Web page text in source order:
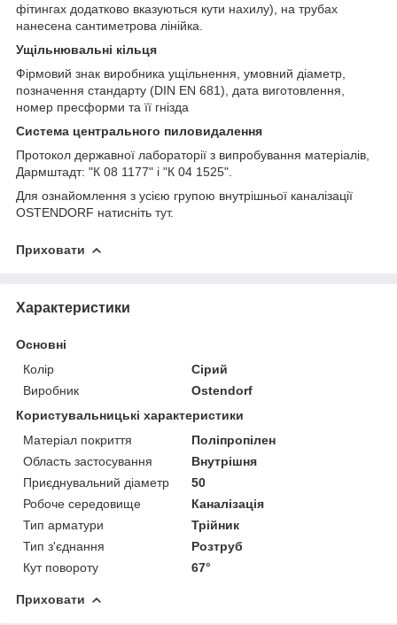
фітингах додатково вказуються кути нахилу), на трубах
нанесена сантиметрова лінійка.
Ущільнювальні кільця
Фірмовий знак виробника ущільнення, умовний діаметр,
позначення стандарту (DIN EN 681), дата виготовлення,
номер пресформи та її гнізда
Система центрального пиловидалення
Протокол державної лабораторії з випробування матеріалів,
Дармштадт: "К 08 1177" і "К 04 1525".
Для ознайомлення з усією групою внутрішньої каналізації
OSTENDORF натисніть тут.
Приховати
Характеристики
Основні
Колір
Сірий
Виробник
Ostendorf
Користувальницькі характеристики
Матеріал покриття
Поліпропілен
Область застосування
Внутрішня
Приєднувальний діаметр
50
Робоче середовище
Каналізація
Тип арматури
Трійник
Тип з'єднання
Розтруб
Кут повороту
67°
Приховати